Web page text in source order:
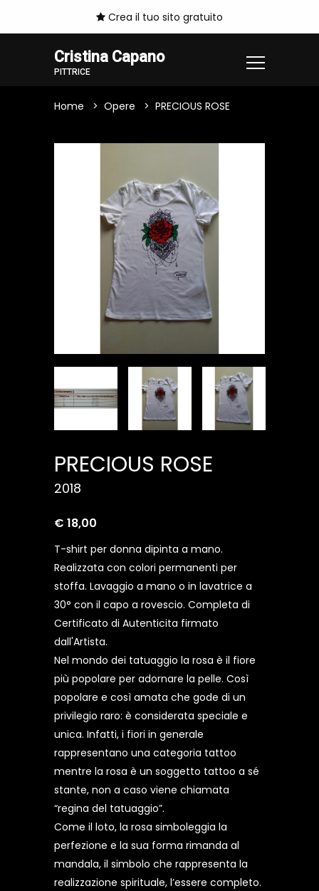
Crea il tuo sito gratuito
Cristina Capano
PITTRICE
Home Opere PRECIOUS ROSE
PRECIOUS ROSE
2018
€ 18,00
T-shirt per donna dipinta a mano.
Realizzata con colori permanenti per
stoffa. Lavaggio a mano o in lavatrice a
30° con il capo a rovescio. Completa di
Certificato di Autenticita firmato
dall'Artista.
Nel mondo dei tatuaggio la rosa è il fiore
più popolare per adornare la pelle. Così
popolare e così amata che gode di un
privilegio raro: è considerata speciale e
unica. Infatti, i fiori in generale
rappresentano una categoria tattoo
mentre la rosa è un soggetto tattoo a sé
stante, non a caso viene chiamata
“regina del tatuaggio”.
Come il loto, la rosa simboleggia la
perfezione e la sua forma rimanda al
mandala, il simbolo che rappresenta la
realizzazione spirituale, l’essere completo.